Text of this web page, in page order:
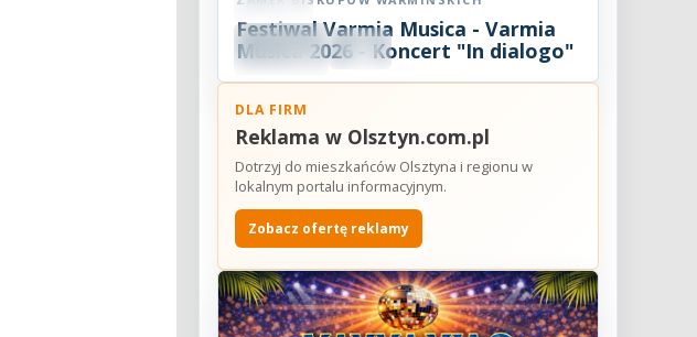
Koncert
08 SIE
2026 19:00
Festiwal Varmia Musica - Varmia
Musica 2026 - Koncert "In dialogo"
DLA FIRM
Reklama w Olsztyn.com.pl
Dotrzyj do mieszkańców Olsztyna i regionu w
lokalnym portalu informacyjnym.
Zobacz ofertę reklamy